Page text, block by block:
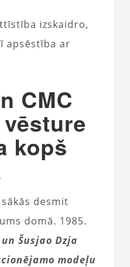
izskaidro,
apsēstība ar
CMC
kopš
desmit
domā. 1985.
Šusjao Dzja
modeļu